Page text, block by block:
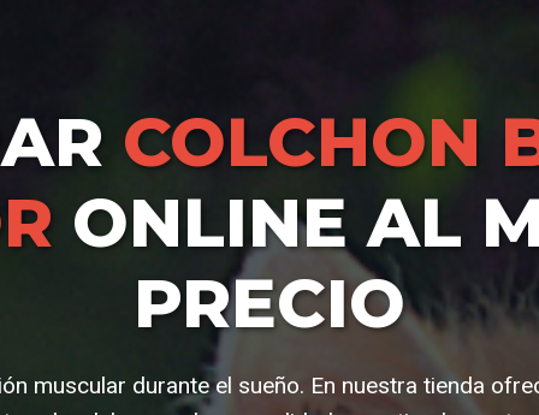
COLCHON
ONLINE AL
PRECIO
muscular durante el sueño. En nuestra tienda